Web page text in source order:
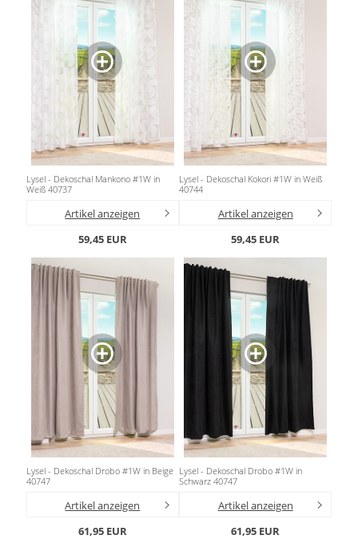
Lysel - Dekoschal Mankono #1W in
Weiß 40737
Artikel anzeigen
59,45 EUR
Lysel - Dekoschal Kokori #1W in Weiß
40744
Artikel anzeigen
59,45 EUR
Lysel - Dekoschal Drobo #1W in Beige
40747
Artikel anzeigen
61,95 EUR
Lysel - Dekoschal Drobo #1W in
Schwarz 40747
Artikel anzeigen
61,95 EUR